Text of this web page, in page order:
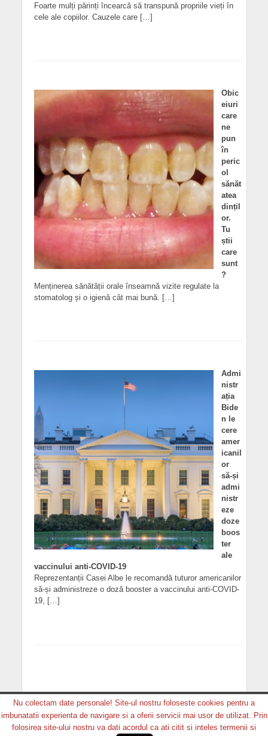
Foarte mulți părinți încearcă să transpună propriile vieți în
cele ale copiilor. Cauzele care […]
Obic
eiuri
care
ne
pun
în
peric
ol
sănăt
atea
dințil
or.
Tu
știi
care
sunt
?
Menținerea sănătății orale înseamnă vizite regulate la
stomatolog și o igienă cât mai bună. […]
Admi
nistr
ația
Bide
n le
cere
amer
icanil
or
să-și
admi
nistr
eze
doze
boos
ter
ale
vaccinului anti-COVID-19
Reprezentanții Casei Albe le recomandă tuturor americanilor
să-și administreze o doză booster a vaccinului anti-COVID-
19, […]
Copyright © 2026. MEDIA GRUP PRODUCTION. Toate
Nu colectam date personale! Site-ul nostru foloseste cookies pentru a
imbunatatii experienta de navigare si a oferii servicii mai usor de utilizat. Prin
folosirea site-ului nostru va dati acordul ca ati citit si inteles termenii si